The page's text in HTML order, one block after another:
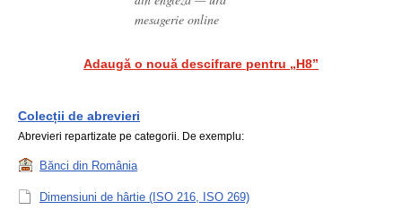
mesagerie online
Adaugă o nouă descifrare pentru „H8”
Colecții de abrevieri
Abrevieri repartizate pe categorii. De exemplu:
Bănci din România
Dimensiuni de hârtie (ISO 216, ISO 269)